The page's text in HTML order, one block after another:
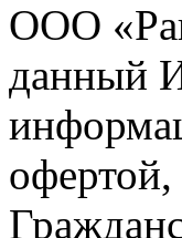
ООО
данный